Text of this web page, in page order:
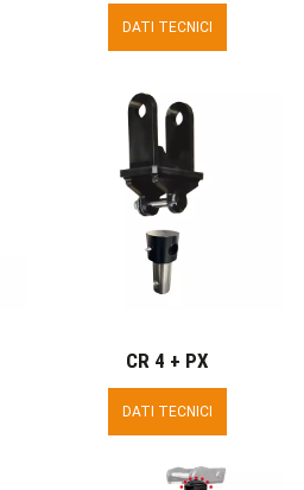
DATI TECNICI
CR 4 + PX
DATI TECNICI